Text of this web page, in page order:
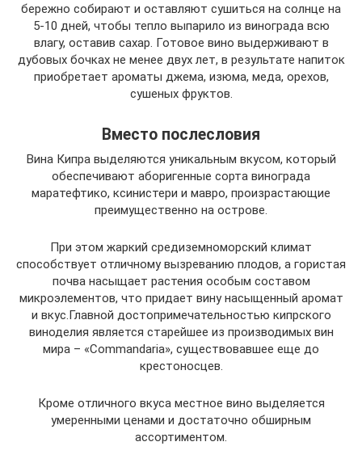
бережно собирают и оставляют сушиться на солнце на
5-10 дней, чтобы тепло выпарило из винограда всю
влагу, оставив сахар. Готовое вино выдерживают в
дубовых бочках не менее двух лет, в результате напиток
приобретает ароматы джема, изюма, меда, орехов,
сушеных фруктов.
Вместо послесловия
Вина Кипра выделяются уникальным вкусом, который
обеспечивают аборигенные сорта винограда
маратефтико, ксинистери и мавро, произрастающие
преимущественно на острове.
При этом жаркий средиземноморский климат
способствует отличному вызреванию плодов, а гористая
почва насыщает растения особым составом
микроэлементов, что придает вину насыщенный аромат
и вкус.Главной достопримечательностью кипрского
виноделия является старейшее из производимых вин
мира – «Commandaria», существовавшее еще до
крестоносцев.
Кроме отличного вкуса местное вино выделяется
умеренными ценами и достаточно обширным
ассортиментом.